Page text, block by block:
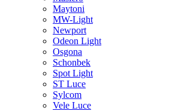
Maytoni
MW-Light
Newport
Odeon Light
Osgona
Schonbek
Spot Light
ST Luce
Sylcom
Vele Luce